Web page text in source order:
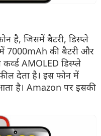
है, जिसमें बैटरी, डिस्प्ले
7000mAh की बैटरी और
AMOLED डिस्प्ले
देता है। इस फोन में
है। Amazon पर इसकी